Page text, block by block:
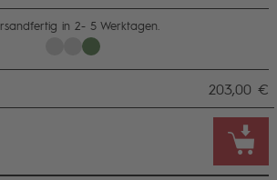
in 2- 5 Werktagen.
203,00 €